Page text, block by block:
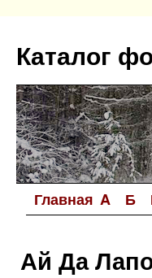
содержимому
Каталог
Главная A Б
Ай Да